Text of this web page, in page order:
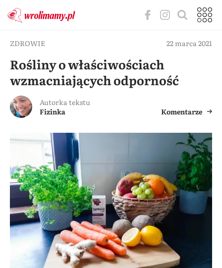
ZDROWIE 22 marca 2021
Rośliny o właściwościach
wzmacniających odporność
Autorka tekstu
Fizinka
Komentarze